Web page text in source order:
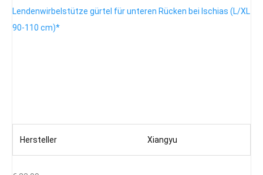
Lendenwirbelstütze gürtel für unteren Rücken bei Ischias (L/XL
90-110 cm)*
Hersteller Xiangyu